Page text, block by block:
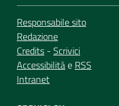
Responsabile sito
Redazione
Credits - Scrivici
Accessibilitàe RSS
Intranet